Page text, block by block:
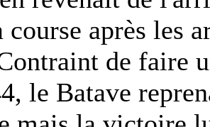
course après les
de faire
le Batave